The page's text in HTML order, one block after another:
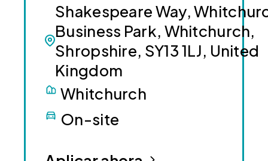
Shakespeare Way,
Business Park, Whitchurch,
Shropshire, SY13 1LJ, United
Kingdom
Whitchurch
On-site